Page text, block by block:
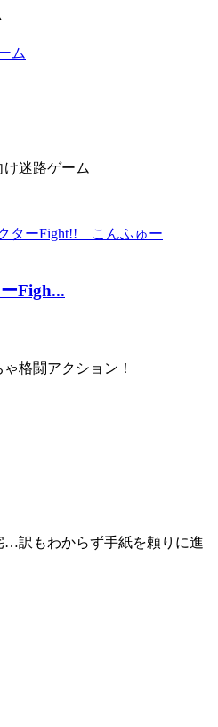
け迷路ゲーム
Figh...
格闘アクション！
…訳もわからず手紙を頼りに進